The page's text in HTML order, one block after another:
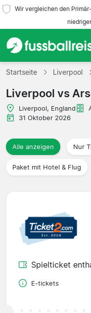
Wir vergleichen den
Startseite
Mannschaften
Ligen
Reisebüros
Startseite Liverpool
Liverpool vs
Liverpool, England
31 Oktober 2026
Alle anzeigen Nur
Paket mit Hotel & Flug
Spielticket
E-tickets